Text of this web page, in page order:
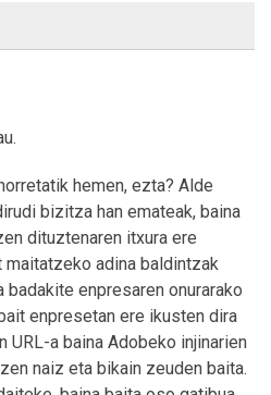
hemen, ezta? Alde
bizitza han emateak, baina
dituztenaren itxura ere
maitatzeko adina baldintzak
enpresaren onurarako
enpresetan ere ikusten dira
URL-a baina Adobeko injinarien
naiz eta bikain zeuden baita.